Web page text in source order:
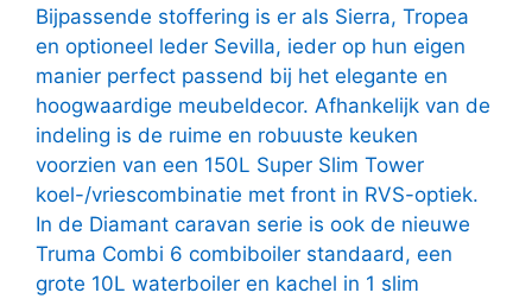
Bijpassende stoffering is er als Sierra, Tropea
en optioneel leder Sevilla, ieder op hun eigen
manier perfect passend bij het elegante en
hoogwaardige meubeldecor. Afhankelijk van de
indeling is de ruime en robuuste keuken
voorzien van een 150L Super Slim Tower
koel-/vriescombinatie met front in RVS-optiek.
In de Diamant caravan serie is ook de nieuwe
Truma Combi 6 combiboiler standaard, een
grote 10L waterboiler en kachel in 1 slim